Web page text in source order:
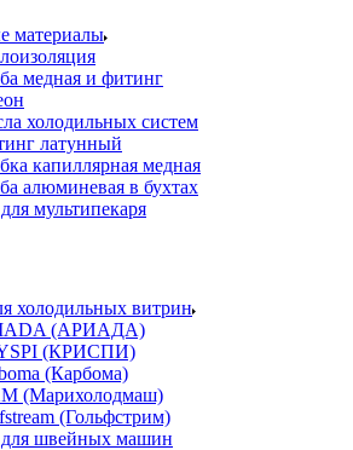
материалы
медная и фитинг
холодильных систем
латунный
капиллярная медная
алюминевая в бухтах
мультипекаря
холодильных витрин
(АРИАДА)
(КРИСПИ)
(Карбома)
(Марихолодмаш)
(Гольфстрим)
для швейных машин